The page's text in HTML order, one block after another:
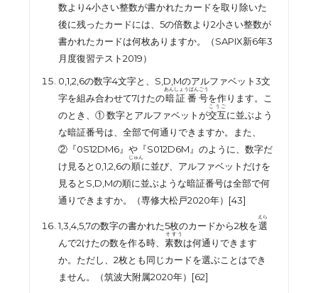
数より4小さい整数が書かれたカードを取り除いた
後に残ったカードには、5の倍数より2小さい整数が
書かれたカードは何枚ありますか。（SAPIX新6年3
月度復習テスト2019）
0,1,2,6の数字4文字と、 S,D,Mのアルファベット3文
字を組み合わせて7けたの暗証番号
あんしょうばんごう
を作ります。こ
のとき、① 数字とアルファベットが交互
こうご
に並ぶよう
な暗証番号は、全部で何通りできますか。また、
② 『0S12DM6』や『S012D6M』のように、数字だ
け見ると 0,1,2,6の順
じゅん
に並び、アルファベットだけを
見ると S,D,Mの順に並ぶような暗証番号は全部で何
通りできますか。（専修大松戸2020年）[43]
1,3,4,5,7の数字の書かれた5枚のカードから2枚を選
えら
んで2けたの数を作る時、素数
そすう
は何通りできます
か。ただし、2枚とも同じカードを選ぶことはでき
ません。（筑波大附属2020年）[62]